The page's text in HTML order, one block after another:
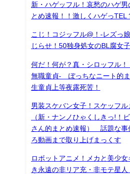
新・ハゲッフル！哀愁のハゲ男
とめ速報！！激しくハゲっTEL
こじ！コジッフル@！-レズっ
じらせ！50独身処女のBL腐女
何だ！何が？真・シロッフ
無職童貞- ぼっちなニート的
生童貞上等夜露死苦！
男装スケバン女子！スケッフル
（新・ナンノひゃくしきっ!！
さん的まとめ速報） 話題な事
ろ動画まで取り上げまっくす
ロボットアニメ！メカと美少女
き永遠の非リア充・非モテ星人